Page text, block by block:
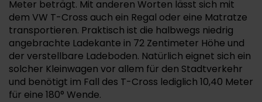
Meter beträgt. Mit anderen Worten lässt sich mit
dem VW T-Cross auch ein Regal oder eine Matratze
transportieren. Praktisch ist die halbwegs niedrig
angebrachte Ladekante in 72 Zentimeter Höhe und
der verstellbare Ladeboden. Natürlich eignet sich ein
solcher Kleinwagen vor allem für den Stadtverkehr
und benötigt im Fall des T-Cross lediglich 10,40 Meter
für eine 180° Wende.